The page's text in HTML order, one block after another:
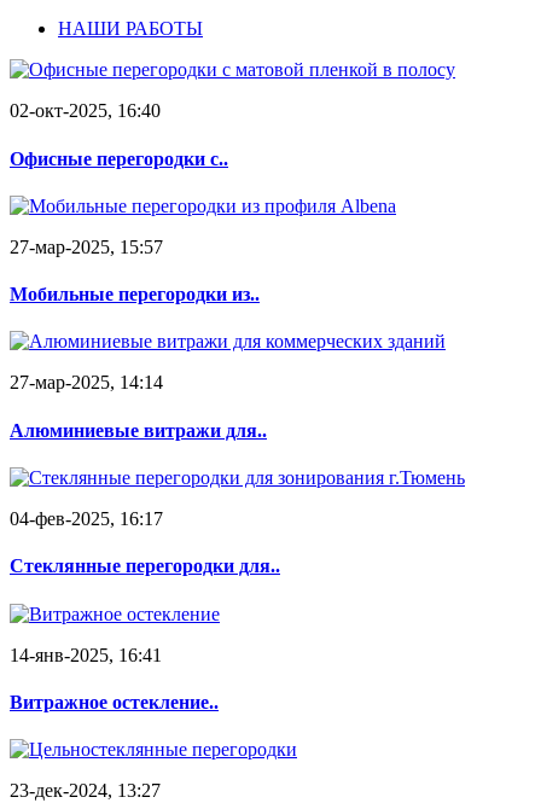
НАШИ РАБОТЫ
02-окт-2025, 16:40
Офисные перегородки с..
27-мар-2025, 15:57
Мобильные перегородки из..
27-мар-2025, 14:14
Алюминиевые витражи для..
04-фев-2025, 16:17
Стеклянные перегородки для..
14-янв-2025, 16:41
Витражное остекление..
23-дек-2024, 13:27